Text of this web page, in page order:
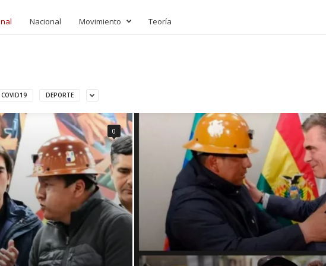
Nacional Movimiento Teoría
COVID19 DEPORTE
0